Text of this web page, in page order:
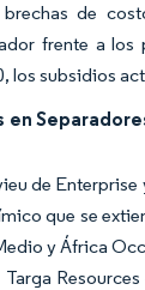
de
frente a
los subsidios
de
que se
y África